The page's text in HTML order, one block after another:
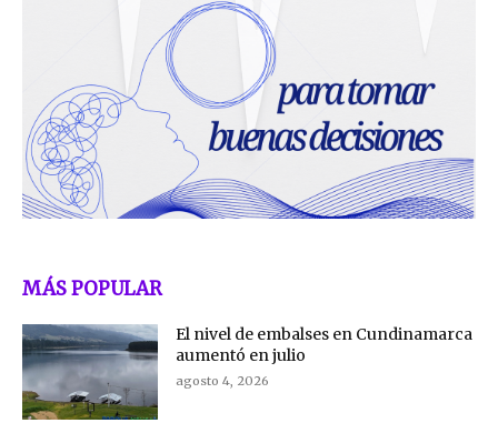
MÁS POPULAR
El nivel de embalses en Cundinamarca
aumentó en julio
agosto 4, 2026